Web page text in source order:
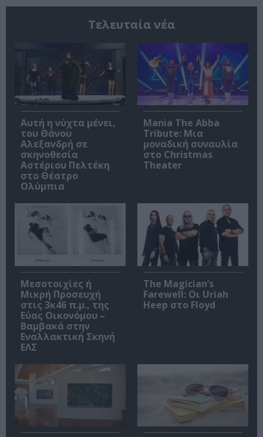
Τελευταία νέα
Αυτή η νύχτα μένει,
του Θάνου
Αλεξανδρή σε
σκηνοθεσία
Αστέριου Πελτέκη
στο Θέατρο
Ολύμπια
Mania The Abba
Tribute: Μια
μοναδική συναυλία
στο Christmas
Theater
Μεσοτοιχίες ή
Μικρή Προσευχή
στις 3κ46 π.μ., της
Εύας Οικονόμου –
Βαμβακά στην
Εναλλακτική Σκηνή
ΕΛΣ
The Magician’s
Farewell: Οι Uriah
Heep στο Floyd